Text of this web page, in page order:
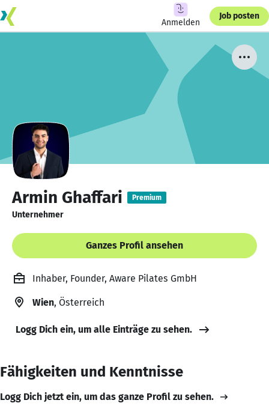
Anmelden
Job posten
Armin Ghaffari Premium
Unternehmer
Ganzes Profil ansehen
Inhaber, Founder, Aware Pilates GmbH
Wien, Österreich
Logg Dich ein, um alle Einträge zu sehen.
Fähigkeiten und Kenntnisse
Logg Dich jetzt ein, um das ganze Profil zu sehen.